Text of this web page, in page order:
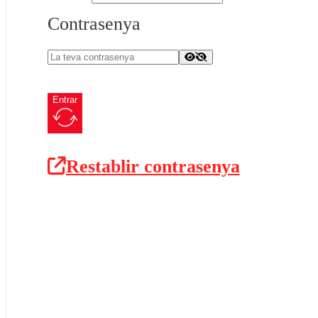
Contrasenya
Entrar
Restablir contrasenya